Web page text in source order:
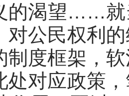
的渴望……就
对公民权利
制度框架，
处对应政策